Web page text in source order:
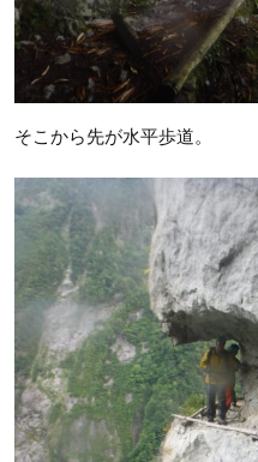
そこから先が水平歩道。